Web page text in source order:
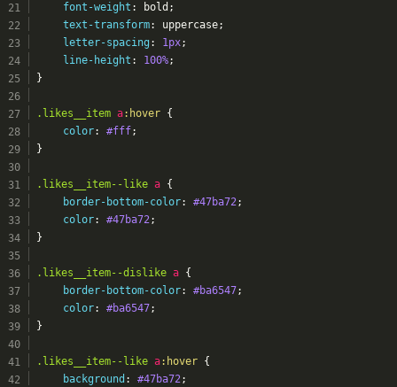
font-weight : bold;
text-transform: uppercase;
letter-spacing : 1px;
line-height : 100%;
}
.likes__item a:hover {
color: #fff;
}
.likes__item--like a {
border-bottom-color: #47ba72;
color: #47ba72;
}
.likes__item--dislike a {
border-bottom-color: #ba6547;
color: #ba6547;
}
.likes__item--like a:hover {
background : #47ba72;